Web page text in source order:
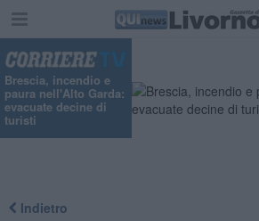
Brescia, incendio e
paura nell'Alto Garda:
evacuate decine di
turisti
Indietro